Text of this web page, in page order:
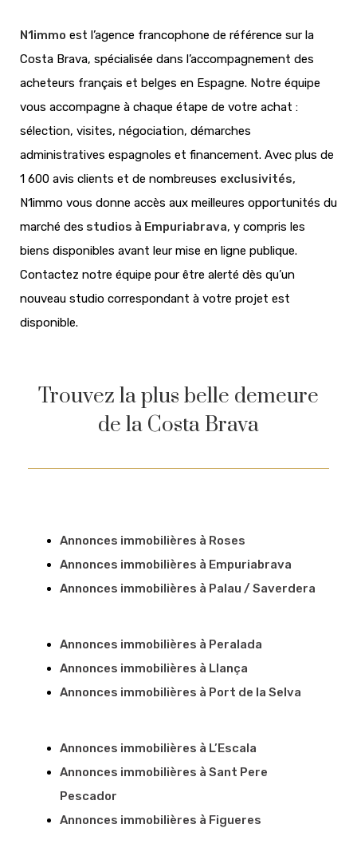
N1immo est l’agence francophone de référence sur la
Costa Brava, spécialisée dans l’accompagnement des
acheteurs français et belges en Espagne. Notre équipe
vous accompagne à chaque étape de votre achat :
sélection, visites, négociation, démarches
administratives espagnoles et financement. Avec plus de
1 600 avis clients et de nombreuses exclusivités,
N1immo vous donne accès aux meilleures opportunités du
marché des studios à Empuriabrava, y compris les
biens disponibles avant leur mise en ligne publique.
Contactez notre équipe pour être alerté dès qu’un
nouveau studio correspondant à votre projet est
disponible.
Trouvez la plus belle demeure
de la Costa Brava
Annonces immobilières à Roses
Annonces immobilières à Empuriabrava
Annonces immobilières à Palau / Saverdera
Annonces immobilières à Peralada
Annonces immobilières à Llança
Annonces immobilières à Port de la Selva
Annonces immobilières à L’Escala
Annonces immobilières à Sant Pere
Pescador
Annonces immobilières à Figueres